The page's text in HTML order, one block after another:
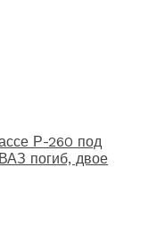
Р-260 под
погиб, двое